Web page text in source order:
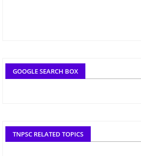
GOOGLE SEARCH BOX
TNPSC RELATED TOPICS